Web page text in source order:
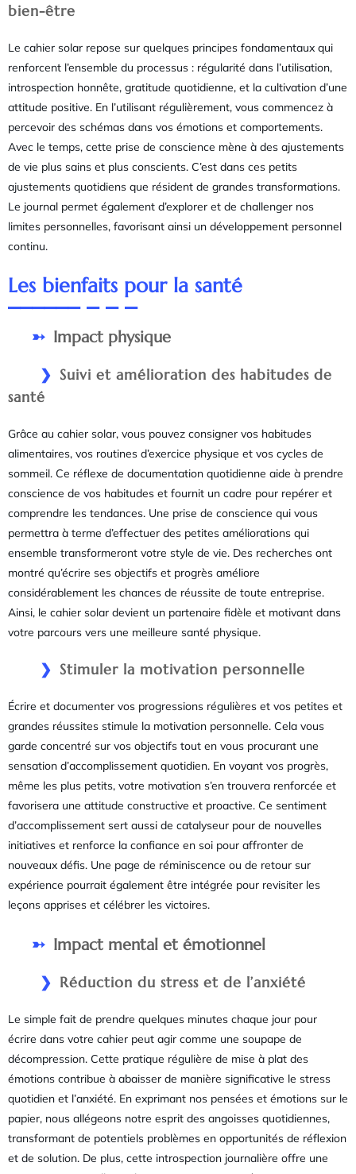
bien-être
Le cahier solar repose sur quelques principes fondamentaux qui
renforcent l’ensemble du processus : régularité dans l’utilisation,
introspection honnête, gratitude quotidienne, et la cultivation d’une
attitude positive. En l’utilisant régulièrement, vous commencez à
percevoir des schémas dans vos émotions et comportements.
Avec le temps, cette prise de conscience mène à des ajustements
de vie plus sains et plus conscients. C’est dans ces petits
ajustements quotidiens que résident de grandes transformations.
Le journal permet également d’explorer et de challenger nos
limites personnelles, favorisant ainsi un développement personnel
continu.
Les bienfaits pour la santé
Impact physique
Suivi et amélioration des habitudes de
santé
Grâce au cahier solar, vous pouvez consigner vos habitudes
alimentaires, vos routines d’exercice physique et vos cycles de
sommeil. Ce réflexe de documentation quotidienne aide à prendre
conscience de vos habitudes et fournit un cadre pour repérer et
comprendre les tendances. Une prise de conscience qui vous
permettra à terme d’effectuer des petites améliorations qui
ensemble transformeront votre style de vie. Des recherches ont
montré qu’écrire ses objectifs et progrès améliore
considérablement les chances de réussite de toute entreprise.
Ainsi, le cahier solar devient un partenaire fidèle et motivant dans
votre parcours vers une meilleure santé physique.
Stimuler la motivation personnelle
Écrire et documenter vos progressions régulières et vos petites et
grandes réussites stimule la motivation personnelle. Cela vous
garde concentré sur vos objectifs tout en vous procurant une
sensation d’accomplissement quotidien. En voyant vos progrès,
même les plus petits, votre motivation s’en trouvera renforcée et
favorisera une attitude constructive et proactive. Ce sentiment
d’accomplissement sert aussi de catalyseur pour de nouvelles
initiatives et renforce la confiance en soi pour affronter de
nouveaux défis. Une page de réminiscence ou de retour sur
expérience pourrait également être intégrée pour revisiter les
leçons apprises et célébrer les victoires.
Impact mental et émotionnel
Réduction du stress et de l’anxiété
Le simple fait de prendre quelques minutes chaque jour pour
écrire dans votre cahier peut agir comme une soupape de
décompression. Cette pratique régulière de mise à plat des
émotions contribue à abaisser de manière significative le stress
quotidien et l’anxiété. En exprimant nos pensées et émotions sur le
papier, nous allégeons notre esprit des angoisses quotidiennes,
transformant de potentiels problèmes en opportunités de réflexion
et de solution. De plus, cette introspection journalière offre une